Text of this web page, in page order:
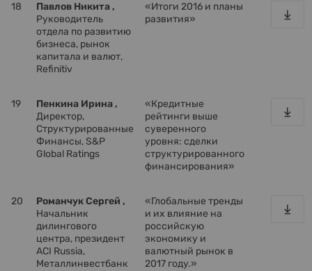
18
Павлов Никита ,
Руководитель
отдела по развитию
бизнеса, рынок
капитала и валют,
Refinitiv
«Итоги 2016 и планы
развития»
19
Пенкина Ирина ,
Директор,
Структурированные
Финансы, S&P
Global Ratings
«Кредитные
рейтинги выше
суверенного
уровня: сделки
структурированного
финансирования»
20
Романчук Сергей ,
Начальник
дилингового
центра, президент
ACI Russia,
Металлинвестбанк
«Глобальные тренды
и их влияние на
российскую
экономику и
валютный рынок в
2017 году.»